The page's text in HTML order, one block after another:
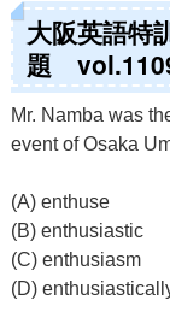
大阪英語特
題
Mr. Namba was
event of Osaka
(A) enthuse
(B) enthusiastic
(C) enthusiasm
(D)